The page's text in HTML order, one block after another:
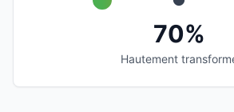
70%
Hautement